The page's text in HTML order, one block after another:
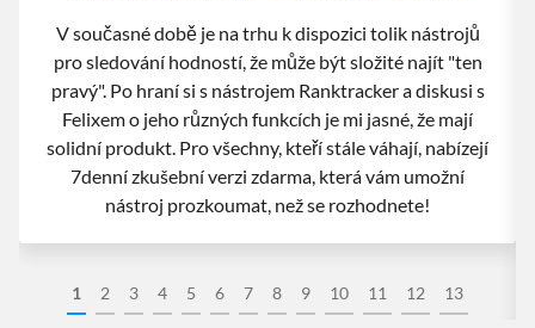
1 2 3 4 5 6 7 8 9 10 11 12 13
V současné době je na trhu k dispozici tolik nástrojů
pro sledování hodností, že může být složité najít "ten
pravý". Po hraní si s nástrojem Ranktracker a diskusi s
Felixem o jeho různých funkcích je mi jasné, že mají
solidní produkt. Pro všechny, kteří stále váhají, nabízejí
7denní zkušební verzi zdarma, která vám umožní
nástroj prozkoumat, než se rozhodnete!